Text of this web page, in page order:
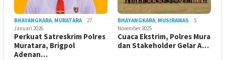
BHAYANGKARA, MURATARA
27
Januari 2026
Perkuat Satreskrim Polres
Muratara, Brigpol
Adenan…
BHAYANGKARA, MUSIRAWAS
5
November 2025
Cuaca Ekstrim, Polres Mura
dan Stakeholder Gelar A…